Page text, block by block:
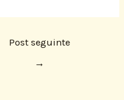
Post seguinte
→